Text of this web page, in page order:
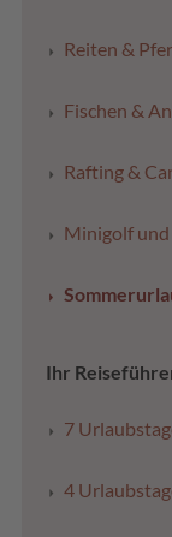
Reiten &
Fischen &
Rafting &
Minigolf und
Ihr
7
4